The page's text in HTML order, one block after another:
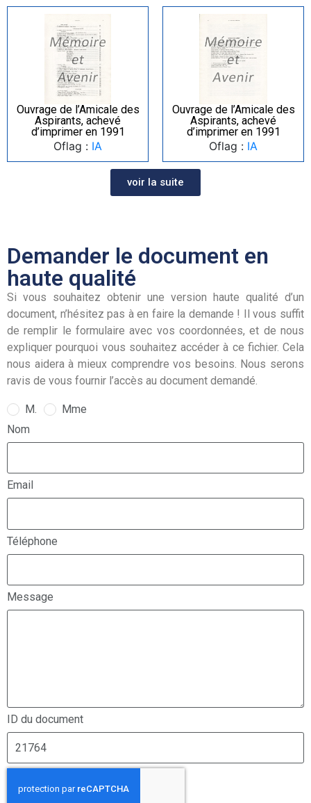
Ouvrage de l’Amicale des
Aspirants, achevé
d’imprimer en 1991
Oflag : IA
Ouvrage de l’Amicale des
Aspirants, achevé
d’imprimer en 1991
Oflag : IA
voir la suite
Demander le document en
haute qualité
Si vous souhaitez obtenir une version haute qualité d’un
document, n’hésitez pas à en faire la demande ! Il vous suffit
de remplir le formulaire avec vos coordonnées, et de nous
expliquer pourquoi vous souhaitez accéder à ce fichier. Cela
nous aidera à mieux comprendre vos besoins. Nous serons
ravis de vous fournir l’accès au document demandé.
M.
Mme
Nom
Email
Téléphone
Message
ID du document